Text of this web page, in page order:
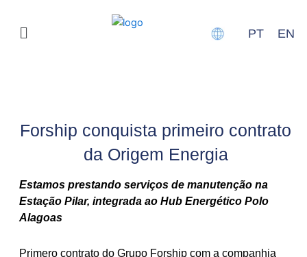
Menu PT EN
Forship conquista primeiro contrato
da Origem Energia
Estamos prestando serviços de manutenção na
Estação Pilar, integrada ao Hub Energético Polo
Alagoas
Primero contrato do Grupo Forship com a companhia